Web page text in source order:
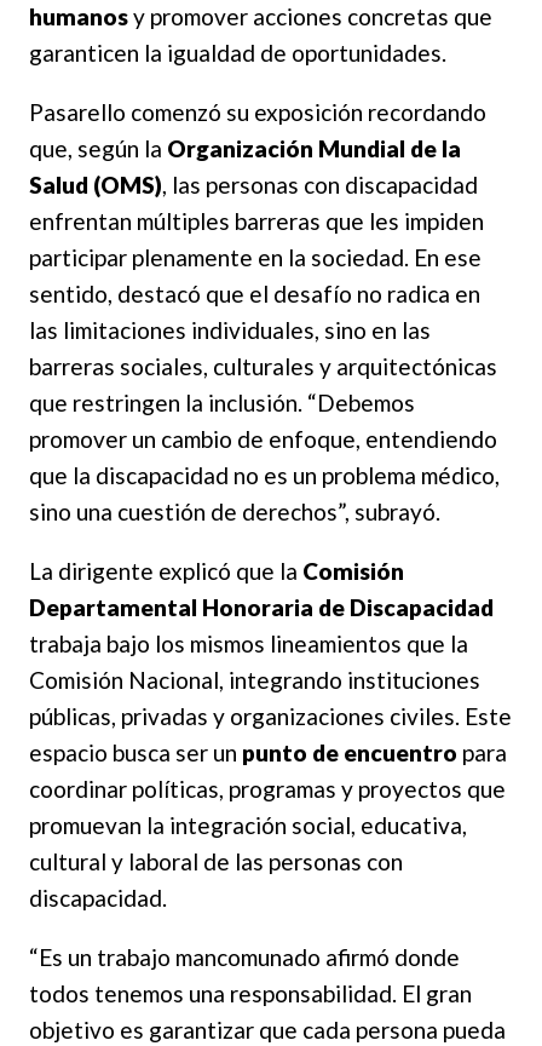
humanosy promover acciones concretas que
garanticen la igualdad de oportunidades.
Pasarello comenzó su exposición recordando
que, según la Organización Mundial de la
Salud (OMS), las personas con discapacidad
enfrentan múltiples barreras que les impiden
participar plenamente en la sociedad. En ese
sentido, destacó que el desafío no radica en
las limitaciones individuales, sino en las
barreras sociales, culturales y arquitectónicas
que restringen la inclusión. “Debemos
promover un cambio de enfoque, entendiendo
que la discapacidad no es un problema médico,
sino una cuestión de derechos”, subrayó.
La dirigente explicó que la Comisión
Departamental Honoraria de Discapacidad
trabaja bajo los mismos lineamientos que la
Comisión Nacional, integrando instituciones
públicas, privadas y organizaciones civiles. Este
espacio busca ser un punto de encuentro para
coordinar políticas, programas y proyectos que
promuevan la integración social, educativa,
cultural y laboral de las personas con
discapacidad.
“Es un trabajo mancomunado afirmó donde
todos tenemos una responsabilidad. El gran
objetivo es garantizar que cada persona pueda